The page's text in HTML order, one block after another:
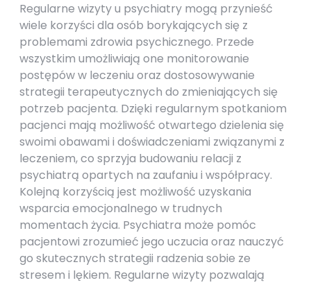
Regularne wizyty u psychiatry mogą przynieść
wiele korzyści dla osób borykających się z
problemami zdrowia psychicznego. Przede
wszystkim umożliwiają one monitorowanie
postępów w leczeniu oraz dostosowywanie
strategii terapeutycznych do zmieniających się
potrzeb pacjenta. Dzięki regularnym spotkaniom
pacjenci mają możliwość otwartego dzielenia się
swoimi obawami i doświadczeniami związanymi z
leczeniem, co sprzyja budowaniu relacji z
psychiatrą opartych na zaufaniu i współpracy.
Kolejną korzyścią jest możliwość uzyskania
wsparcia emocjonalnego w trudnych
momentach życia. Psychiatra może pomóc
pacjentowi zrozumieć jego uczucia oraz nauczyć
go skutecznych strategii radzenia sobie ze
stresem i lękiem. Regularne wizyty pozwalają